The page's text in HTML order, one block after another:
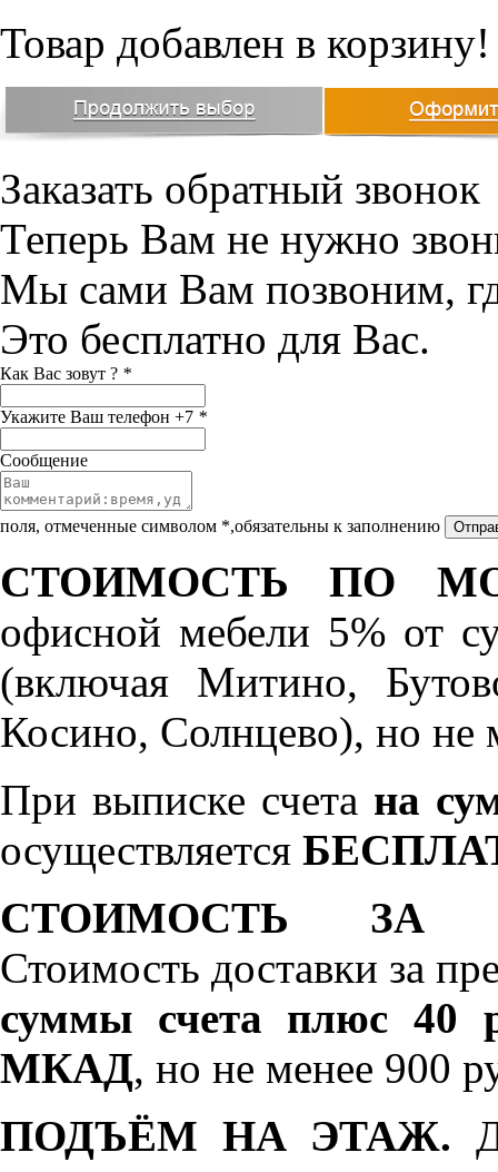
Товар добавлен в корзину!
Заказать обратный звонок
Теперь Вам не нужно
Мы сами Вам позвоним,
Это бесплатно для Вас.
Как Вас зовут ? *
Укажите Ваш телефон +7 *
Сообщение
поля, отмеченные символом *,обязательны к заполнению
СТОИМОСТЬ ПО
офисной мебели 5% от
(включая Митино,
Косино, Солнцево), но не
При выписке счета на
осуществляется
СТОИМОСТЬ ЗА
Стоимость доставки за
суммы счета плюс 40
МКАД, но не менее 900
ПОДЪЁМ НА ЭТАЖ.